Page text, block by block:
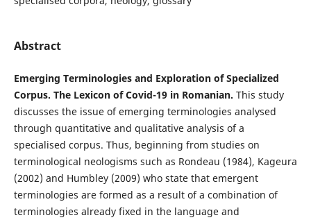
Abstract
Emerging Terminologies and Exploration of Specialized
Corpus. The Lexicon of Covid-19 in Romanian. This study
discusses the issue of emerging terminologies analysed
through quantitative and qualitative analysis of a
specialised corpus. Thus, beginning from studies on
terminological neologisms such as Rondeau (1984), Kageura
(2002) and Humbley (2009) who state that emergent
terminologies are formed as a result of a combination of
terminologies already fixed in the language and